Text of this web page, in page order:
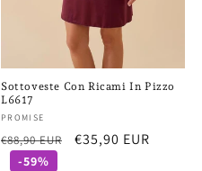
Sottoveste Con Ricami In Pizzo
L6617
Fornitore:
PROMISE
Prezzo
€88,90 EUR
Prezzo
€35,90 EUR
-59%